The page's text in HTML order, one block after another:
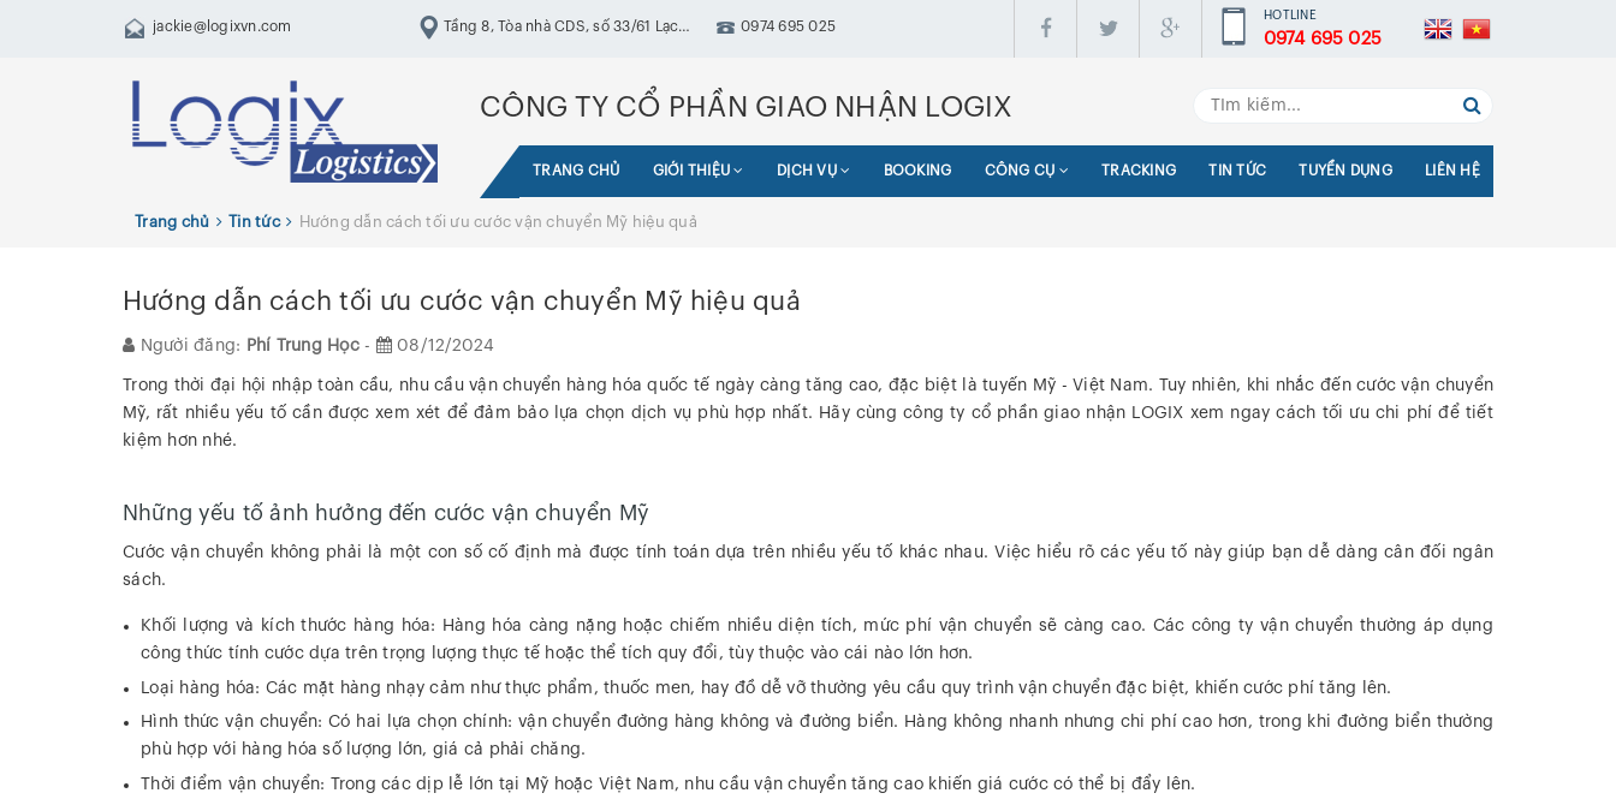
jackie@logixvn.com
Tầng 8, Tòa nhà CDS, số 33/61 Lạc
0974 695 025
HOTLINE
0974 695 025
CÔNG TY CỔ PHẦN GIAO NHẬN LOGIX
TRANG CHỦ GIỚI THIỆU DỊCH VỤ BOOKING CÔNG CỤ TRACKING TIN TỨC TUYỂN DỤNG LIÊN HỆ
Trang chủ Tin tức Hướng dẫn cách tối ưu cước vận chuyển Mỹ hiệu quả
Hướng dẫn cách tối ưu cước vận chuyển Mỹ hiệu quả
Người đăng: Phí Trung Học- 08/12/2024
Trong thời đại hội nhập toàn cầu, nhu cầu vận chuyển hàng hóa quốc tế ngày càng tăng cao, đặc biệt là tuyến Mỹ - Việt Nam. Tuy nhiên, khi nhắc đến cước vận chuyển
Mỹ, rất nhiều yếu tố cần được xem xét để đảm bảo lựa chọn dịch vụ phù hợp nhất. Hãy cùng công ty cổ phần giao nhận LOGIX xem ngay cách tối ưu chi phí để tiết
kiệm hơn nhé.
Những yếu tố ảnh hưởng đến cước vận chuyển Mỹ
Cước vận chuyển không phải là một con số cố định mà được tính toán dựa trên nhiều yếu tố khác nhau. Việc hiểu rõ các yếu tố này giúp bạn dễ dàng cân đối ngân
sách.
Khối lượng và kích thước hàng hóa: Hàng hóa càng nặng hoặc chiếm nhiều diện tích, mức phí vận chuyển sẽ càng cao. Các công ty vận chuyển thường áp dụng
công thức tính cước dựa trên trọng lượng thực tế hoặc thể tích quy đổi, tùy thuộc vào cái nào lớn hơn.
Loại hàng hóa: Các mặt hàng nhạy cảm như thực phẩm, thuốc men, hay đồ dễ vỡ thường yêu cầu quy trình vận chuyển đặc biệt, khiến cước phí tăng lên.
Hình thức vận chuyển: Có hai lựa chọn chính: vận chuyển đường hàng không và đường biển. Hàng không nhanh nhưng chi phí cao hơn, trong khi đường biển thường
phù hợp với hàng hóa số lượng lớn, giá cả phải chăng.
Thời điểm vận chuyển: Trong các dịp lễ lớn tại Mỹ hoặc Việt Nam, nhu cầu vận chuyển tăng cao khiến giá cước có thể bị đẩy lên.